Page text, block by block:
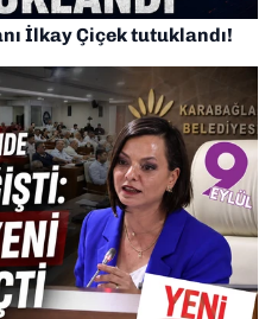
İlkay Çiçek tutuklandı!